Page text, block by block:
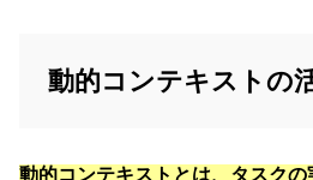
動的コンテキストの
動的コンテキストとは、タスク